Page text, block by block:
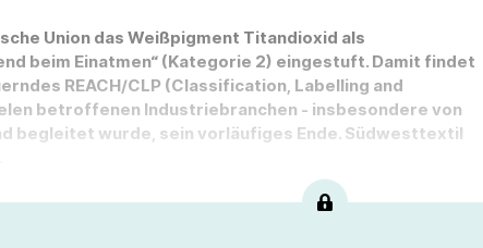
Union das Weißpigment Titandioxid als
beim Einatmen“ (Kategorie 2) eingestuft. Damit findet
REACH/CLP (Classification, Labelling and
betroffenen Industriebranchen - insbesondere von
begleitet wurde, sein vorläufiges Ende. Südwesttextil